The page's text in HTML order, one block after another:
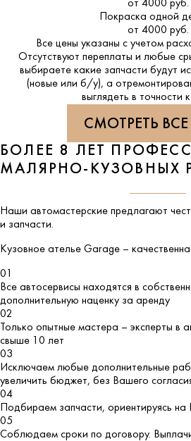
от 4000 руб.
Покраска одной
от 4000 руб.
Все цены указаны с учетом
Отсутствуют переплаты и любые
выбираете какие запчасти будут
(новые или б/у), а
выглядеть в точности
СМОТРЕТЬ
БОЛЕЕ 8 ЛЕТ
МАЛЯРНО-КУЗОВНЫХ
Наши автомастерские предлагают
и запчасти.
Кузовное ателье Garage –
01
Все автосервисы находятся в
дополнительную наценку за аренду
02
Только опытные мастера – эксперты в
свыше 10 лет
03
Исключаем любые дополнительные
увеличить бюджет, без Вашего
04
Подбираем запчасти, ориентируясь
05
Соблюдаем сроки по договору.